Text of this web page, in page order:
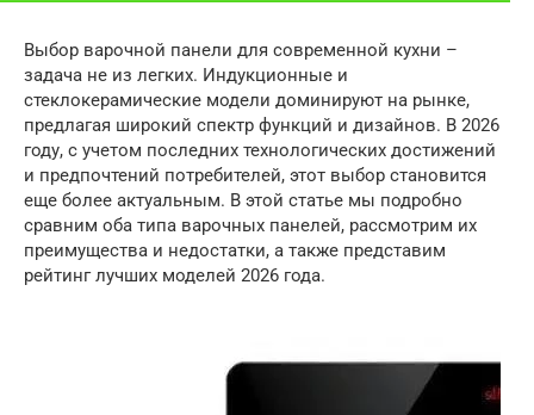
Выбор варочной панели для современной кухни –
задача не из легких. Индукционные и
стеклокерамические модели доминируют на рынке,
предлагая широкий спектр функций и дизайнов. В 2026
году, с учетом последних технологических достижений
и предпочтений потребителей, этот выбор становится
еще более актуальным. В этой статье мы подробно
сравним оба типа варочных панелей, рассмотрим их
преимущества и недостатки, а также представим
рейтинг лучших моделей 2026 года.